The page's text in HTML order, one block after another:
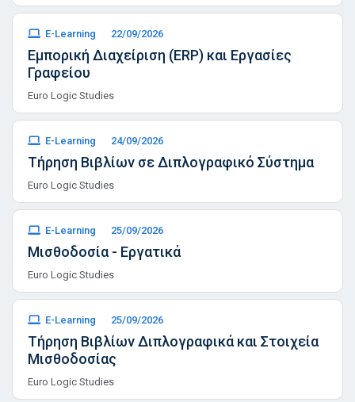
E-Learning 22/09/2026
Εμπορική Διαχείριση (ERP) και Εργασίες
Γραφείου
Euro Logic Studies
E-Learning 24/09/2026
Τήρηση Βιβλίων σε Διπλογραφικό Σύστημα
Euro Logic Studies
E-Learning 25/09/2026
Μισθοδοσία - Εργατικά
Euro Logic Studies
E-Learning 25/09/2026
Τήρηση Βιβλίων Διπλογραφικά και Στοιχεία
Μισθοδοσίας
Euro Logic Studies